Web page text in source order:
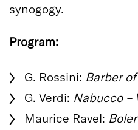
synogogy.
Program:
G. Rossini: Barber
G. Verdi: Nabucco –
Maurice Ravel: